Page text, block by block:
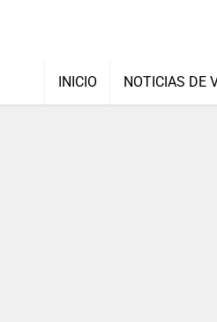
INICIO NOTICIAS DE